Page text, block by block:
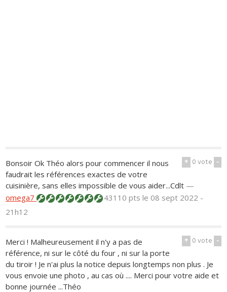
+ 0vote -
Bonsoir Ok Théo alors pour commencer il nous
faudrait les références exactes de votre
cuisinière, sans elles impossible de vous aider...Cdlt —
omega7
43110 ptsle 08 sept 2022 -
21h12
+ 0vote -
Merci ! Malheureusement il n'y a pas de
référence, ni sur le côté du four , ni sur la porte
du tiroir ! Je n'ai plus la notice depuis longtemps non plus . Je
vous envoie une photo , au cas où .... Merci pour votre aide et
bonne journée ...Théo